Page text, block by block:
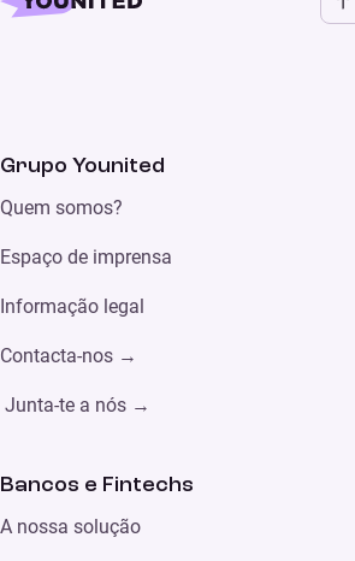
Grupo Younited
Quem somos?
Espaço de imprensa
Informação legal
Contacta-nos →
Junta-te a nós →
Bancos e Fintechs
A nossa solução